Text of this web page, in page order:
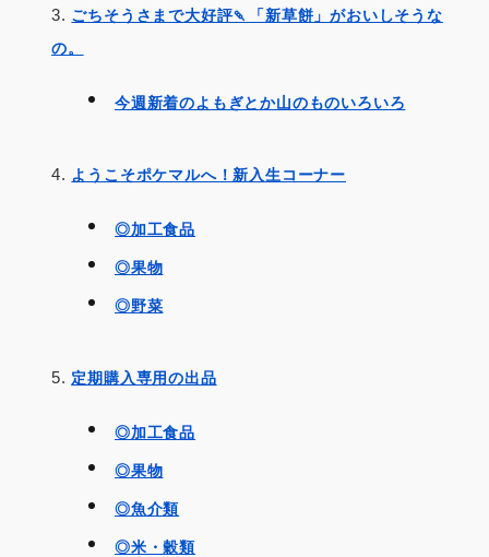
ごちそうさまで大好評🍡「新草餅」がおいしそうな
の。
今週新着のよもぎとか山のものいろいろ
ようこそポケマルへ！新入生コーナー
◎加工食品
◎果物
◎野菜
定期購入専用の出品
◎加工食品
◎果物
◎魚介類
◎米・穀類